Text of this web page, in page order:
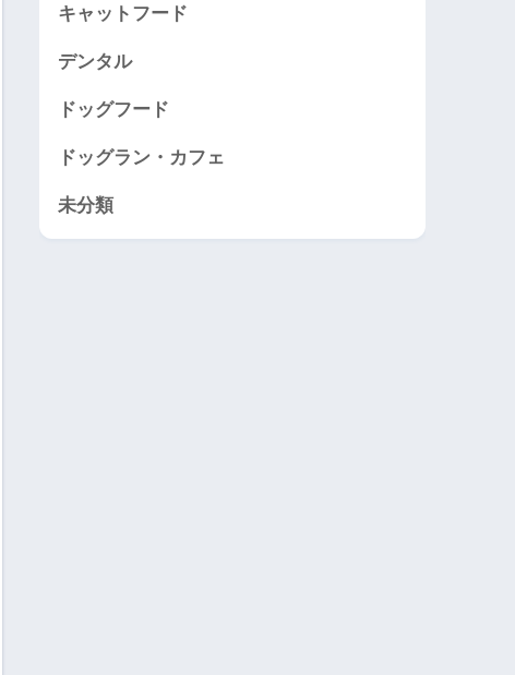
キャットフード
デンタル
ドッグフード
ドッグラン・カフェ
未分類